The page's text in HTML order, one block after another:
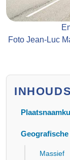
Foto Jean-Luc
Massief